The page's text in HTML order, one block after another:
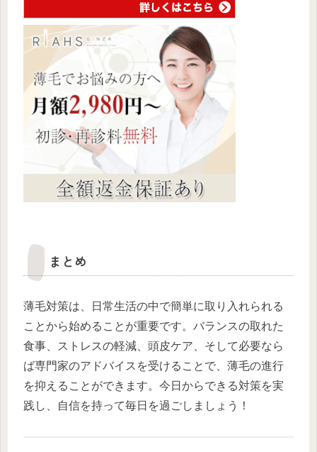
まとめ
薄毛対策は、日常生活の中で簡単に取り入れられる
ことから始めることが重要です。バランスの取れた
食事、ストレスの軽減、頭皮ケア、そして必要なら
ば専門家のアドバイスを受けることで、薄毛の進行
を抑えることができます。今日からできる対策を実
践し、自信を持って毎日を過ごしましょう！